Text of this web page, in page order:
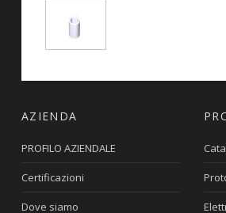
AZIENDA
PROFILO AZIENDALE
Certificazioni
Dove siamo